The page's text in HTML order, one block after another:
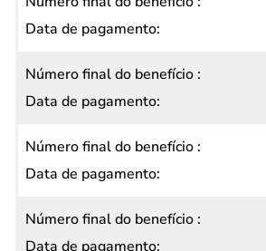
final do
Data de
pagamento